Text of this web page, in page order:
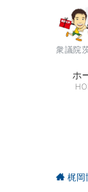
衆議院
ホ
梶岡